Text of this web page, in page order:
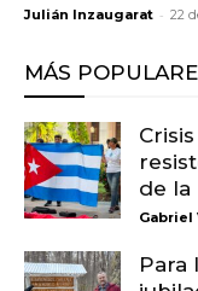
Julián Inzaugarat - 22
MÁS
de la
Gabriel
Para